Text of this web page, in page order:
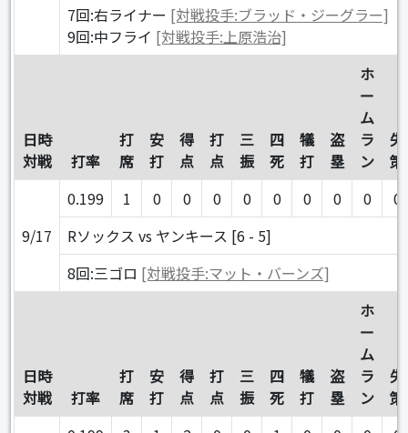
7回:右ライナー [対戦投手:ブラッド・ジーグラー]
9回:中フライ [対戦投手:上原浩治]
日時
対戦
打率
打
席
安
打
得
点
打
点
三
振
四
死
犠
打
盗
塁
ホ
ー
ム
ラ
ン
失
策
9/17
0.199 1 0 0 0 0 0 0 0 0
0
Rソックス vs ヤンキース [6 - 5]
8回:三ゴロ [対戦投手:マット・バーンズ]
日時
対戦
打率
打
席
安
打
得
点
打
点
三
振
四
死
犠
打
盗
塁
ホ
ー
ム
ラ
ン
失
策